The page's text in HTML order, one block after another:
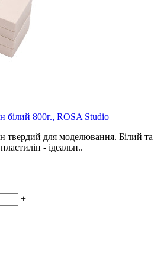
білий 800г., ROSA Studio
твердий для моделювання. Білий та
- ідеальн..
+